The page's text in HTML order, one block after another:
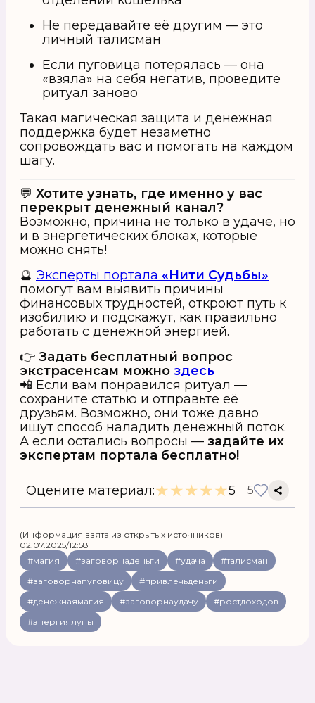
Не передавайте её другим — это
личный талисман
Если пуговица потерялась — она
«взяла» на себя негатив, проведите
ритуал заново
Такая магическая защита и денежная
поддержка будет незаметно
сопровождать вас и помогать на каждом
шагу.
💬 Хотите узнать, где именно у вас
перекрыт денежный канал?
Возможно, причина не только в удаче, но
и в энергетических блоках, которые
можно снять!
🔮 Эксперты портала «Нити Судьбы»
помогут вам выявить причины
финансовых трудностей, откроют путь к
изобилию и подскажут, как правильно
работать с денежной энергией.
👉 Задать бесплатный вопрос
экстрасенсам можно здесь
📲 Если вам понравился ритуал —
сохраните статью и отправьте её
друзьям. Возможно, они тоже давно
ищут способ наладить денежный поток.
А если остались вопросы — задайте их
экспертам портала бесплатно!
Оцените материал:★★★★★5 5
(Информация взята из открытых источников)
02.07.2025/12:58
#магия
#заговорнаденьги #удача
#талисман
#заговорнапуговицу
#привлечьденьги
#денежнаямагия
#заговорнаудачу
#ростдоходов
#энергиялуны